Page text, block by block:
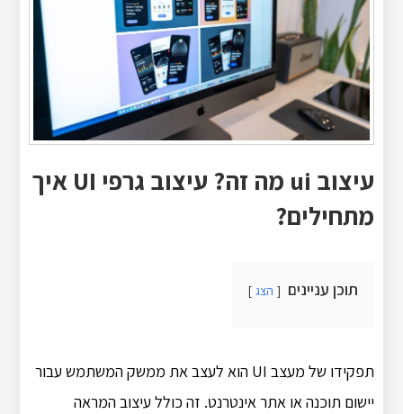
עיצוב ui מה זה? עיצוב גרפי UI איך
מתחילים?
תוכן עניינים הצג
תפקידו של מעצב UI הוא לעצב את ממשק המשתמש עבור
יישום תוכנה או אתר אינטרנט. זה כולל עיצוב המראה